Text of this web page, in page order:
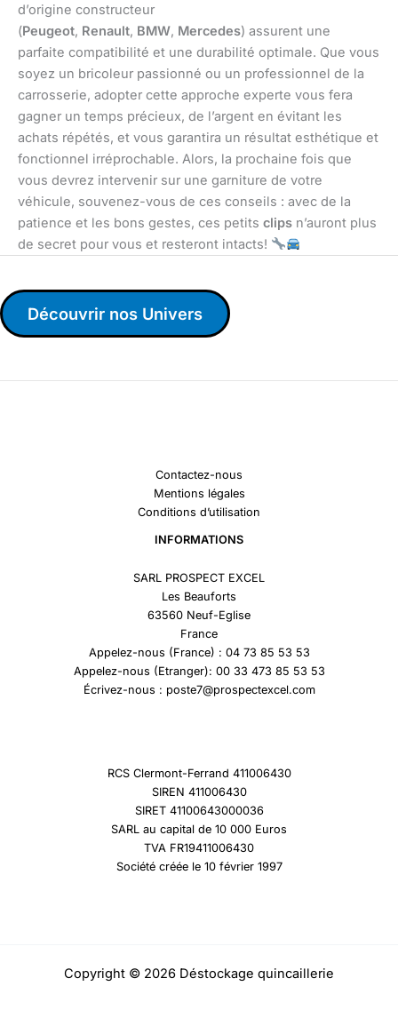
d’origine constructeur
(Peugeot, Renault, BMW, Mercedes) assurent une
parfaite compatibilité et une durabilité optimale. Que vous
soyez un bricoleur passionné ou un professionnel de la
carrosserie, adopter cette approche experte vous fera
gagner un temps précieux, de l’argent en évitant les
achats répétés, et vous garantira un résultat esthétique et
fonctionnel irréprochable. Alors, la prochaine fois que
vous devrez intervenir sur une garniture de votre
véhicule, souvenez-vous de ces conseils : avec de la
patience et les bons gestes, ces petits clips n’auront plus
de secret pour vous et resteront intacts!
Découvrir nos Univers
Contactez-nous
Mentions légales
Conditions d’utilisation
INFORMATIONS
SARL PROSPECT EXCEL
Les Beauforts
63560 Neuf-Eglise
France
Appelez-nous (France) : 04 73 85 53 53
Appelez-nous (Etranger): 00 33 473 85 53 53
Écrivez-nous : poste7@prospectexcel.com
RCS Clermont-Ferrand 411006430
SIREN 411006430
SIRET 41100643000036
SARL au capital de 10 000 Euros
TVA FR19411006430
Société créée le 10 février 1997
Copyright © 2026 Déstockage quincaillerie